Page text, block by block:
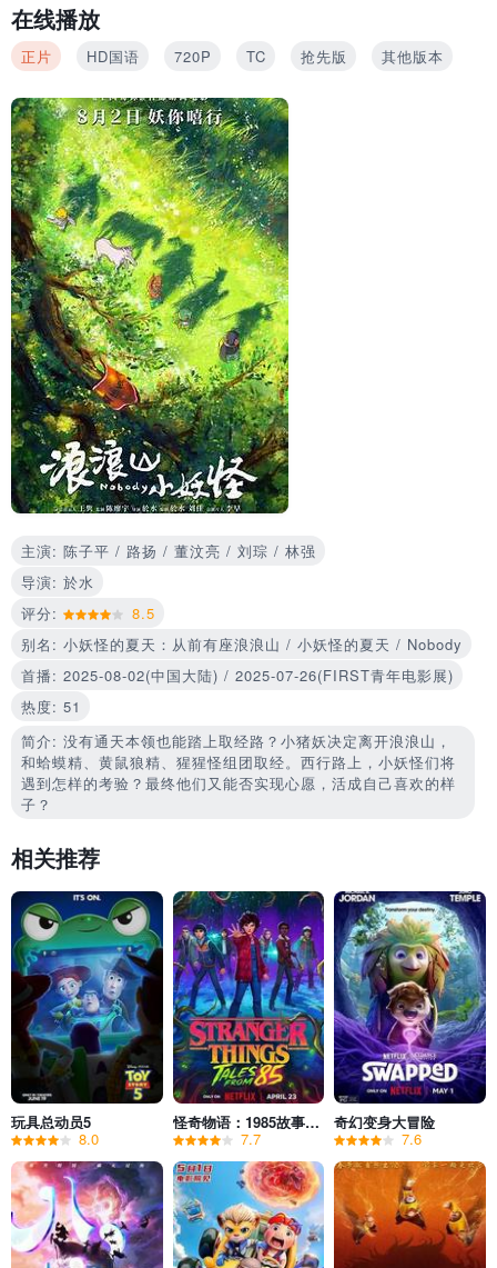
在线播放
正片 HD国语 720P TC 抢先版 其他版本
主演: 陈子平 / 路扬 / 董汶亮 / 刘琮 / 林强
导演: 於水
评分:
8.5
别名: 小妖怪的夏天：从前有座浪浪山 / 小妖怪的夏天 / Nobody
首播: 2025-08-02(中国大陆) / 2025-07-26(FIRST青年电影展)
热度: 51
简介: 没有通天本领也能踏上取经路？小猪妖决定离开浪浪山，
和蛤蟆精、黄鼠狼精、猩猩怪组团取经。西行路上，小妖怪们将
遇到怎样的考验？最终他们又能否实现心愿，活成自己喜欢的样
子？
相关推荐
玩具总动员5
8.0
怪奇物语：1985故事集 第一季
7.7
奇幻变身大冒险
7.6